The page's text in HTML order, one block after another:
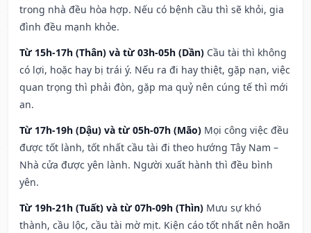
trong nhà đều hòa hợp. Nếu có bệnh cầu thì sẽ khỏi, gia
đình đều mạnh khỏe.
Từ 15h-17h (Thân) và từ 03h-05h (Dần) Cầu tài thì không
có lợi, hoặc hay bị trái ý. Nếu ra đi hay thiệt, gặp nạn, việc
quan trọng thì phải đòn, gặp ma quỷ nên cúng tế thì mới
an.
Từ 17h-19h (Dậu) và từ 05h-07h (Mão) Mọi công việc đều
được tốt lành, tốt nhất cầu tài đi theo hướng Tây Nam –
Nhà cửa được yên lành. Người xuất hành thì đều bình
yên.
Từ 19h-21h (Tuất) và từ 07h-09h (Thìn) Mưu sự khó
thành, cầu lộc, cầu tài mờ mịt. Kiện cáo tốt nhất nên hoãn